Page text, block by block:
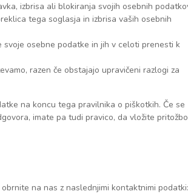
izbrisa ali blokiranja svojih osebnih
tega soglasja in izbrisa vaših osebnih
osebne podatke in jih v celoti prenesti k
razen če obstajajo upravičeni razlogi za
na koncu tega pravilnika o piškotkih. Če se
imate pa tudi pravico, da vložite pritožbo
na nas z naslednjimi kontaktnimi podatki: